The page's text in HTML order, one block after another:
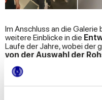
Im Anschluss an die Galerie
weitere Einblicke in die
Laufe der Jahre, wobei der
von der Auswahl der
Letzte Station des
Marca Corona.